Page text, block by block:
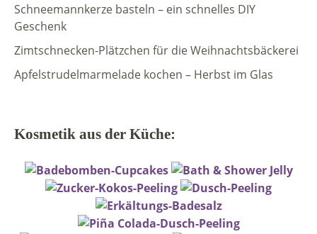
Schneemannkerze basteln – ein schnelles DIY
Geschenk
Zimtschnecken-Plätzchen für die Weihnachtsbäckerei
Apfelstrudelmarmelade kochen – Herbst im Glas
Kosmetik aus der Küche: